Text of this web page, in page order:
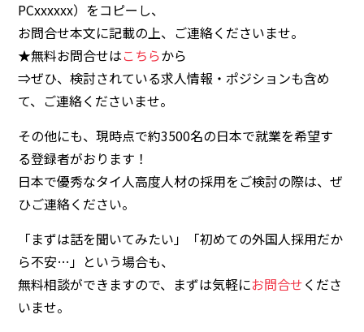
PCxxxxxx） をコピーし、
お問合せ本文に記載の上、ご連絡くださいませ。
★無料お問合せはこちらから
⇒ぜひ、検討されている求人情報・ポジションも含め
て、ご連絡くださいませ。
その他にも、現時点で約3500名の日本で就業を希望す
る登録者がおります！
日本で優秀なタイ人高度人材の採用をご検討の際は、ぜ
ひご連絡ください。
「まずは話を聞いてみたい」「初めての外国人採用だか
ら不安…」という場合も、
無料相談ができますので、まずは気軽にお問合せくださ
いませ。